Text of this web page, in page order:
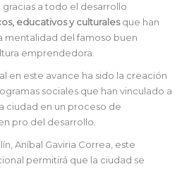
a todo el desarrollo
educativos y culturalesque han
mentalidad del famoso buen
emprendedora.
en este avance ha sido la creación
sociales que han vinculado a
ciudad en un proceso de
pro del desarrollo.
Aníbal Gaviria Correa, este
permitirá que la ciudad se